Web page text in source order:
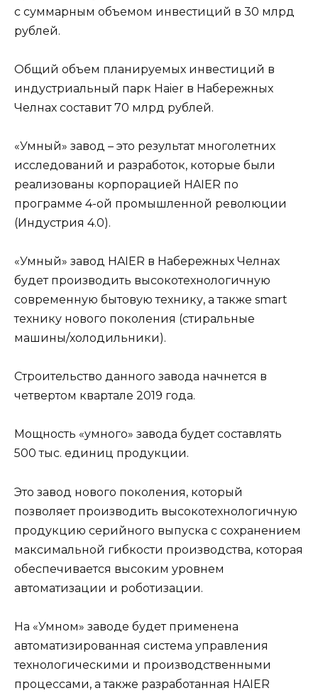
с суммарным объемом инвестиций в 30 млрд
рублей.
Общий объем планируемых инвестиций в
индустриальный парк Haier в Набережных
Челнах составит 70 млрд рублей.
«Умный» завод – это результат многолетних
исследований и разработок, которые были
реализованы корпорацией HAIER по
программе 4-ой промышленной революции
(Индустрия 4.0).
«Умный» завод HAIER в Набережных Челнах
будет производить высокотехнологичную
современную бытовую технику, а также smart
технику нового поколения (стиральные
машины/холодильники).
Строительство данного завода начнется в
четвертом квартале 2019 года.
Мощность «умного» завода будет составлять
500 тыс. единиц продукции.
Это завод нового поколения, который
позволяет производить высокотехнологичную
продукцию серийного выпуска с сохранением
максимальной гибкости производства, которая
обеспечивается высоким уровнем
автоматизации и роботизации.
На «Умном» заводе будет применена
автоматизированная система управления
технологическими и производственными
процессами, а также разработанная HAIER